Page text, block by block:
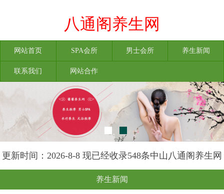
八通阁养生网
网站首页 SPA会所 男士会所 养生新闻
联系我们 网站合作
更新时间：2026-8-8 现已经收录548条中山八通阁养生网
信息
养生新闻